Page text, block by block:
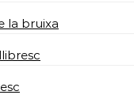
la bruixa